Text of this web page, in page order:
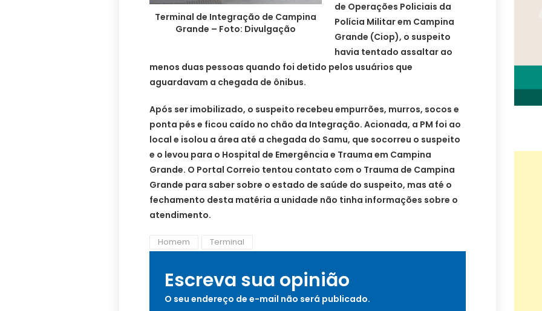
Terminal de Integração de Campina
Grande – Foto: Divulgação
de Operações Policiais da
Polícia Militar em Campina
Grande (Ciop), o suspeito
havia tentado assaltar ao
menos duas pessoas quando foi detido pelos usuários que
aguardavam a chegada de ônibus.
Após ser imobilizado, o suspeito recebeu empurrões, murros, socos e
ponta pés e ficou caído no chão da Integração. Acionada, a PM foi ao
local e isolou a área até a chegada do Samu, que socorreu o suspeito
e o levou para o Hospital de Emergência e Trauma em Campina
Grande. O Portal Correio tentou contato com o Trauma de Campina
Grande para saber sobre o estado de saúde do suspeito, mas até o
fechamento desta matéria a unidade não tinha informações sobre o
atendimento.
Homem Terminal
Escreva sua opinião
O seu endereço de e-mail não será publicado.